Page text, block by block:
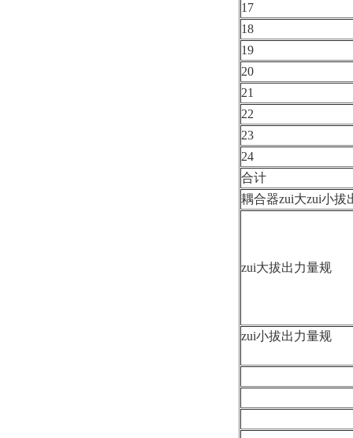
17
18
19
20
21
22
23
24
合计
耦合器zui大zui小拔
zui大拔出力量规
zui小拔出力量规